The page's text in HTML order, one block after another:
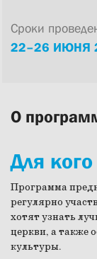
Сроки
22–26 ИЮНЯ
О
Для
Программа
регулярно
хотят узнать
церкви, а также
культуры.